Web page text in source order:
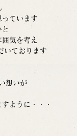
ています
気を考え
いております
想いが
ように・・・